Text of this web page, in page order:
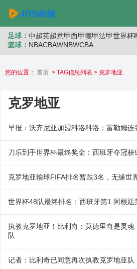
足球： 中超英超意甲西甲德甲法甲世界杯
篮球： NBACBAWNBWCBA
您的位置： 首页 > TAG信息列表 > 克罗地亚
克罗地亚
早报：沃齐尼亚加盟科洛科洛；富勒姆
刀乐到手世界杯最终奖金：西班牙夺冠
克罗地亚输球FIFA排名暂跌3名，无缘世
世界杯48队最终排名：西班牙第1 阿根
执教克罗地亚！比利奇：莫德里奇是灵
队
记者：比利奇已同意再次执教克罗地亚队